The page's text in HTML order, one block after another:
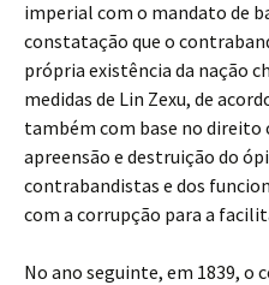
imperial com o mandato de
constatação que o
própria existência da nação
medidas de Lin Zexu, de
também com base no direito
apreensão e destruição do
contrabandistas e dos
com a corrupção para a
No ano seguinte, em 1839, o